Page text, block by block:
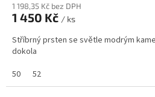
1 198,35 Kč bez DPH
1 450 Kč / ks
Stříbrný prsten se světle modrým
dokola
50
52